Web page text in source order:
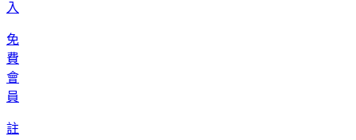
入
免
費
會
員
註